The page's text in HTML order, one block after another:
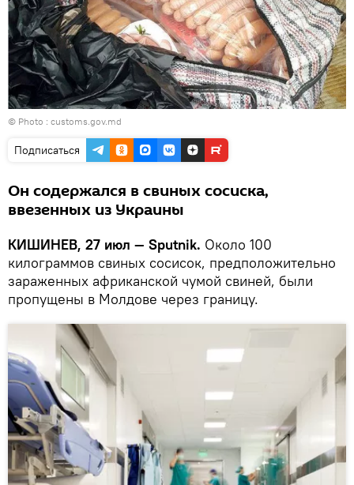
© Photo : customs.gov.md
Подписаться
Он содержался в свиных сосиска,
ввезенных из Украины
КИШИНЕВ, 27 июл — Sputnik. Около 100
килограммов свиных сосисок, предположительно
зараженных африканской чумой свиней, были
пропущены в Молдове через границу.